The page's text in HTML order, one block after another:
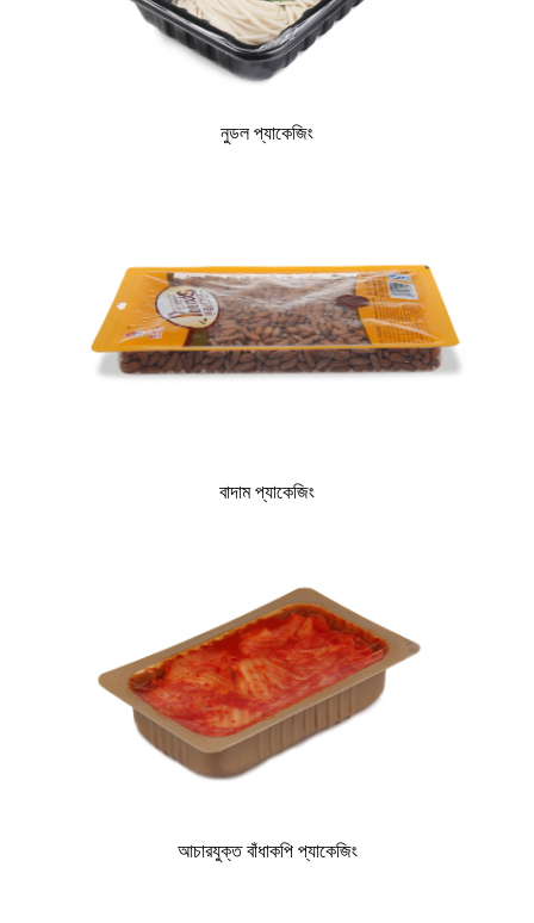
নুডল প্যাকেজিং
বাদাম প্যাকেজিং
আচারযুক্ত বাঁধাকপি প্যাকেজিং